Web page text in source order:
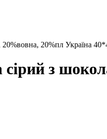
20%пл Україна
з